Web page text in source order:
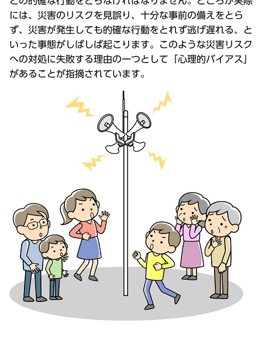
には、災害のリスクを見誤り、十分な事前の備えをとら
ず、災害が発生しても的確な行動をとれず逃げ遅れる、と
いった事態がしばしば起こります。このような災害リスク
への対処に失敗する理由の一つとして「心理的バイアス」
があることが指摘されています。